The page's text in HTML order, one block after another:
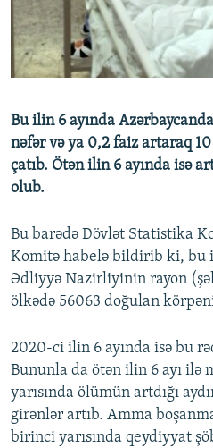
İNFOQRAFIKA
KARIKATURA
AZƏRBAYCAN ƏDƏBIYYATI
İSLAM VƏ DEMOKRATIYA
İZ - MƏDƏNIYYƏT PROQRAMI
MISSIYAMIZ
PEŞƏ ETIKASI VƏ JURNALISTIKA
MATERIALLARIMIZDAN ISTIFADƏ
BIZIMLƏ ƏLAQƏ
XƏBƏR BÜLLETENLƏRIMIZ
BIZI IZLƏ
Bu ilin 6 ayında
nəfər və ya 0,2 faiz artaraq
çatıb. Ötən ilin 6 ayında isə
olub.
Bu barədə Dövlət Statistika
Komitə habelə bildirib ki, bu
Ədliyyə Nazirliyinin rayon
ölkədə 56063 doğulan
2020-ci ilin 6 ayında isə bu
Bununla da ötən ilin 6 ayı ilə
yarısında ölümün artdığı
girənlər artıb. Amma
birinci yarısında qeydiyyat